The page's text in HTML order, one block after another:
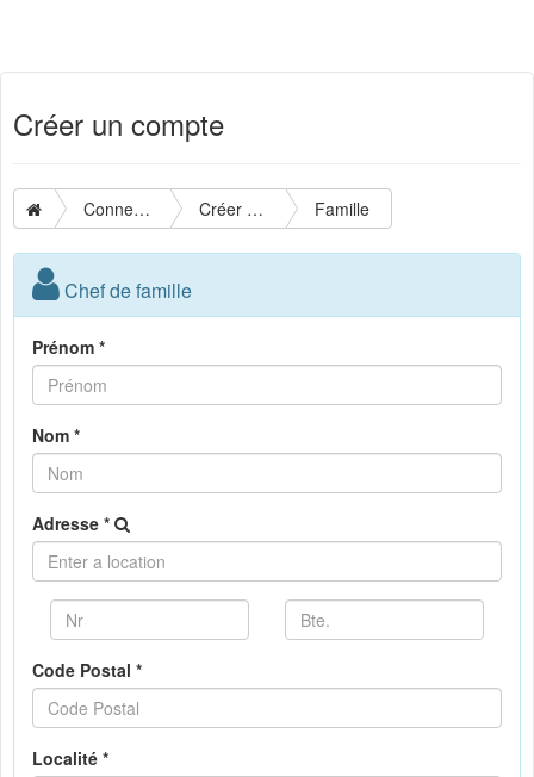
Créer un compte
Connexion Créer un compte Famille
Chef de famille
Prénom *
Nom *
Adresse *
Code Postal *
Localité *